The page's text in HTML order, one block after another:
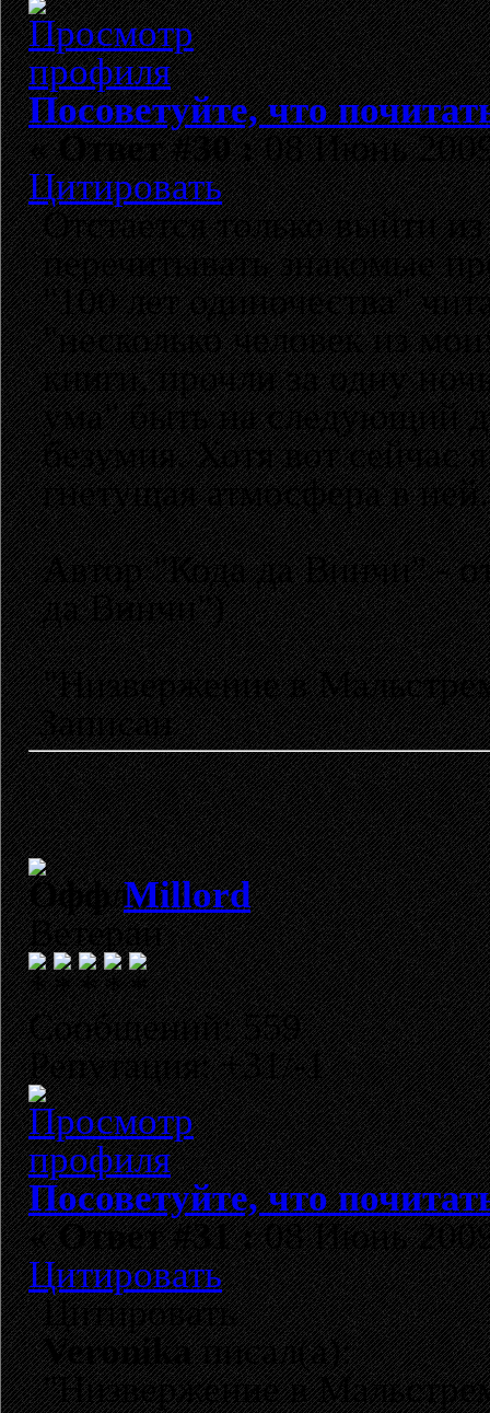
Посоветуйте, что
«Ответ #30 :08 Июнь
Цитировать
Отстается только выйти
перечитывать знакомые
"100 лет одиночества"
"несколько человек из
книги, прочли за одну
ума" быть на следующий
безумия. Хотя вот сейчас
гнетущая атмосфера в ней.
Автор "Кода да Винчи" -
да Винчи")
"Низвержение в
Записан
Millord
Ветеран
Сообщений: 559
Репутация: +31/-1
Посоветуйте, что
«Ответ #31 :08 Июнь
Цитировать
Цитировать
Veronikaписал(а):
"Низвержение в